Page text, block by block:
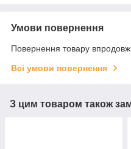
Умови повернення
Повернення товару
Всі умови повернення
З цим товаром також